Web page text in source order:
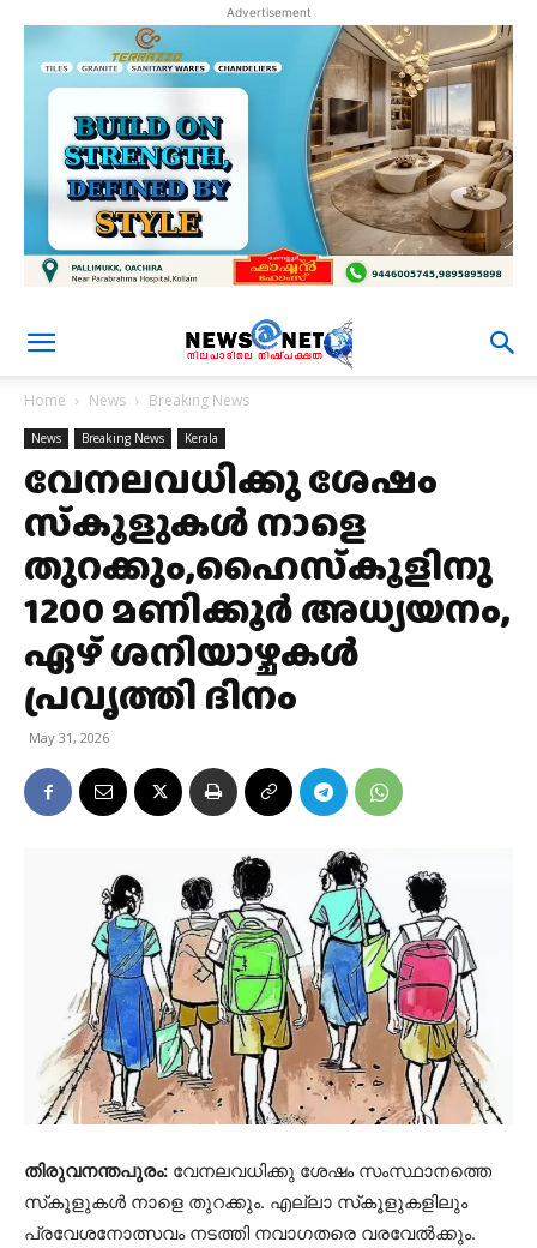
Advertisement
Home News Breaking News
News Breaking News Kerala
വേനലവധിക്കു ശേഷം
സ്‌കൂളുകള്‍ നാളെ
തുറക്കും,ഹൈസ്‌കൂളിനു
1200 മണിക്കൂര്‍ അധ്യയനം,
ഏഴ് ശനിയാഴ്ചകള്‍
പ്രവൃത്തി ദിനം
May 31, 2026
തിരുവനന്തപുരം: വേനലവധിക്കു ശേഷം സംസ്ഥാനത്തെ
സ്‌കൂളുകള്‍ നാളെ തുറക്കും. എല്ലാ സ്‌കൂളുകളിലും
പ്രവേശനോത്സവം നടത്തി നവാഗതരെ വരവേല്‍ക്കും.